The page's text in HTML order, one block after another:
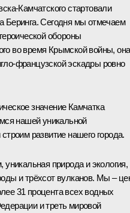
Камчатского стартовали
Беринга. Сегодня мы отмечаем
обороны
во время Крымской войны, она
французской эскадры ровно
значение Камчатка
нашей уникальной
развитие нашего города.
природа и экология,
и трёхсот вулканов. Мы –
31 процента всех водных
и треть мировой